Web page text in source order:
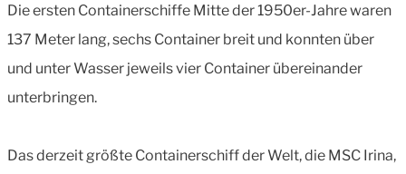
Die ersten Containerschiffe Mitte der 1950er-Jahre waren
137 Meter lang, sechs Container breit und konnten über
und unter Wasser jeweils vier Container übereinander
unterbringen.
Das derzeit größte Containerschiff der Welt, die MSC Irina,